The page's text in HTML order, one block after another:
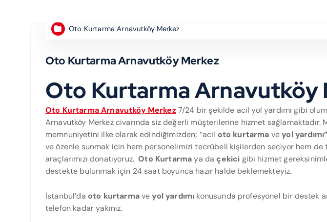
Oto Kurtarma Arnavutköy Merkez
Oto Kurtarma Arnavutköy Merkez
Oto Kurtarma Arnavutköy
Oto Kurtarma Arnavutköy Merkez7/24 bir şekilde acil yol yardımı gibi
Arnavutköy Merkez civarında siz değerli müşterilerine hizmet sağlamaktadır.
memnuniyetini ilke olarak edindiğimizden; “acil oto kurtarma veyol yardımı”
ve özenle sunmak için hem personelimizi tecrübeli kişilerden seçiyor hem
araçlarımızı donatıyoruz.Oto Kurtarmaya da çekici gibi hizmet
destekte bulunmak için 24 saat boyunca hazır halde beklemekteyiz.
İstanbul’da oto kurtarmaveyol yardımı konusunda profesyonel bir destek
telefon kadar yakınız.